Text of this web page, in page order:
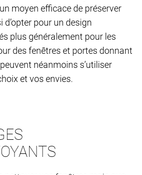
moyen efficace de préserver
d’opter pour un design
plus généralement pour les
des fenêtres et portes donnant
néanmoins s’utiliser
et vos envies.